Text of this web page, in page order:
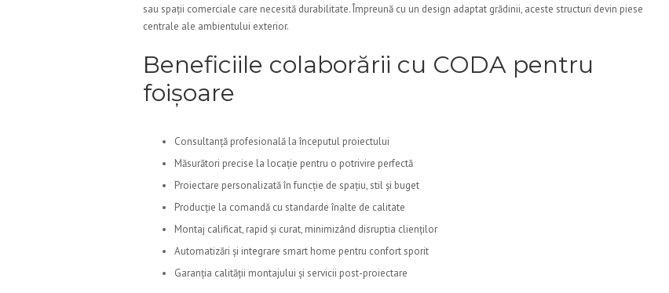
sau spații comerciale care necesită durabilitate. Împreună cu un design adaptat grădinii, aceste structuri devin piese
centrale ale ambientului exterior.
Beneficiile colaborării cu CODA pentru
foișoare
Consultanță profesională la începutul proiectului
Măsurători precise la locație pentru o potrivire perfectă
Proiectare personalizată în funcție de spațiu, stil și buget
Producție la comandă cu standarde înalte de calitate
Montaj calificat, rapid și curat, minimizând disruptia clienților
Automatizări și integrare smart home pentru confort sporit
Garanția calității montajului și servicii post-proiectare